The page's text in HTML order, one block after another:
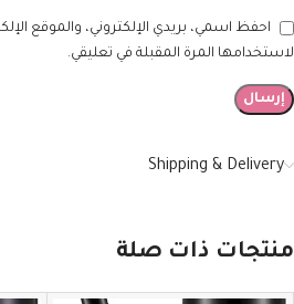
احفظ اسمي، بريدي الإلكتروني، والموقع
لاستخدامها المرة المقبلة في تعليقي.
Shipping & Delivery
منتجات ذات صلة